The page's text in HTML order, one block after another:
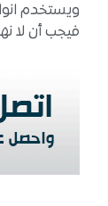
ويستخدم
فيجب أن لا